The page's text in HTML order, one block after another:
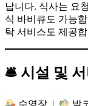
납니다. 식사는 요
식 바비큐도 가능
탁 서비스도 제공
🛎 시설 및